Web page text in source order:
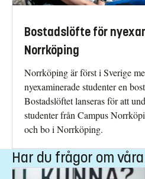
Bostadslöfte för
Norrköping
Norrköping är först i Sverige
nyexaminerade studenter en
Bostadslöftet lanseras för att
studenter från Campus
och bo i Norrköping.
Har du frågor om